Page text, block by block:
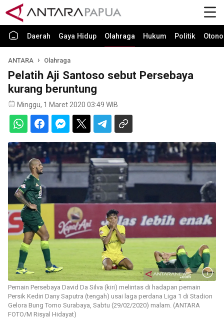
Daerah Gaya Hidup Olahraga Hukum Politik
ANTARA Olahraga
Pelatih Aji Santoso sebut Persebaya
kurang beruntung
Minggu, 1 Maret 2020 03:49 WIB
Pemain Persebaya David Da Silva (kiri) melintas di hadapan pemain
Persik Kediri Dany Saputra (tengah) usai laga perdana Liga 1 di Stadion
Gelora Bung Tomo Surabaya, Sabtu (29/02/2020) malam. (ANTARA
FOTO/M Risyal Hidayat)